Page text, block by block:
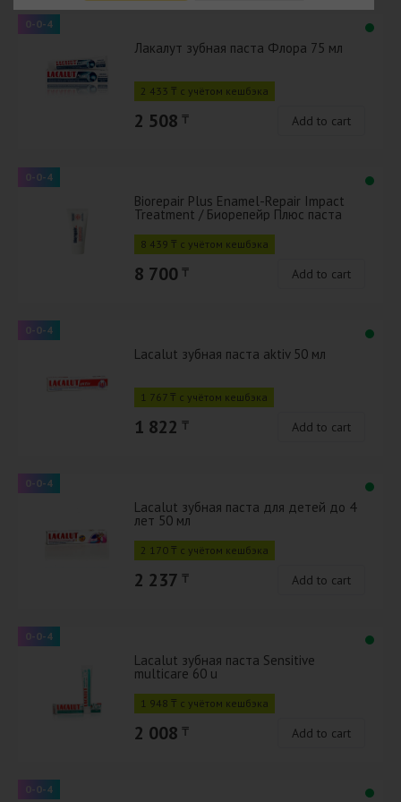
0-0-4
Лакалут зубная паста Флора 75 мл
2 433 ₸ с учётом кешбэка
2 508 ₸ Add to cart
0-0-4
Biorepair Plus Enamel-Repair Impact
Treatment / Биорепейр Плюс паста
8 439 ₸ с учётом кешбэка
8 700 ₸ Add to cart
0-0-4
Lacalut зубная паста aktiv 50 мл
1 767 ₸ с учётом кешбэка
1 822 ₸ Add to cart
0-0-4
Lacalut зубная паста для детей до 4
лет 50 мл
2 170 ₸ с учётом кешбэка
2 237 ₸ Add to cart
0-0-4
Lacalut зубная паста Sensitive
multicare 60 u
1 948 ₸ с учётом кешбэка
2 008 ₸ Add to cart
0-0-4